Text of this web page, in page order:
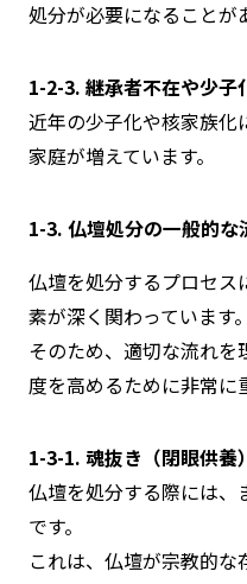
処分が必要になることが
1-2-3. 継承者不在や少子
近年の少子化や核家族化
家庭が増えています。
1-3. 仏壇処分の一般的な
仏壇を処分するプロセス
素が深く関わっています。
そのため、適切な流れ
度を高めるために非常に
1-3-1. 魂抜き（閉眼供養
仏壇を処分する際には、
です。
これは、仏壇が宗教的